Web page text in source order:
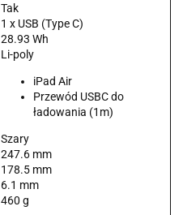
Tak
1 x USB (Type C)
28.93 Wh
Li-poly
iPad Air
Przewód USBC do
ładowania (1m)
Szary
247.6 mm
178.5 mm
6.1 mm
460 g